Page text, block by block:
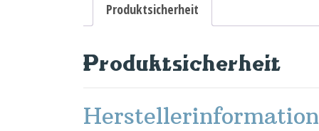
Produktsicherheit
Produktsicherheit